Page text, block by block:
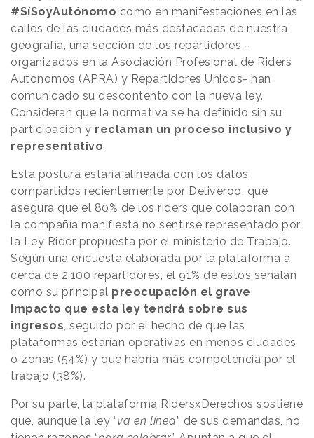
#SíSoyAutónomo como en manifestaciones en las
calles de las ciudades más destacadas de nuestra
geografía, una sección de los repartidores -
organizados en la Asociación Profesional de Riders
Autónomos (APRA) y Repartidores Unidos- han
comunicado su descontento con la nueva ley.
Consideran que la normativa se ha definido sin su
participación y reclaman un proceso inclusivo y
representativo.
Esta postura estaría alineada con los datos
compartidos recientemente por Deliveroo, que
asegura que el 80% de los riders que colaboran con
la compañía manifiesta no sentirse representado por
la Ley Rider propuesta por el ministerio de Trabajo.
Según una encuesta elaborada por la plataforma a
cerca de 2.100 repartidores, el 91% de estos señalan
como su principal preocupación el grave
impacto que esta ley tendrá sobre sus
ingresos, seguido por el hecho de que las
plataformas estarían operativas en menos ciudades
o zonas (54%) y que habría más competencia por el
trabajo (38%).
Por su parte, la plataforma RidersxDerechos sostiene
que, aunque la ley “va en línea” de sus demandas, no